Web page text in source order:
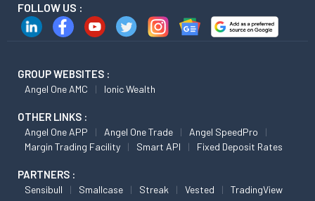
FOLLOW US :
GROUP WEBSITES :
Angel One AMC Ionic Wealth
OTHER LINKS :
Angel One APP Angel One Trade
Angel SpeedPro
Margin Trading Facility
Smart API Fixed Deposit Rates
PARTNERS :
Sensibull Smallcase Streak Vested TradingView